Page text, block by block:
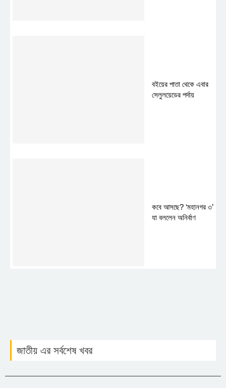
বইয়ের পাতা থেকে এবার
সেলুলয়েডের পর্দায়
কবে আসছে? ‘মহানগর ৩’
যা বললেন অনির্বাণ
জাতীয় এর সর্বশেষ খবর